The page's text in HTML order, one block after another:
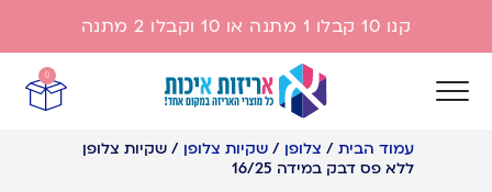
קנו 10 קבלו 1 מתנה או 10 וקבלו 2 מתנה
0
עמוד הבית / צלופן /שקיות צלופן /שקיות צלופן
ללא פס דבק במידה 16/25